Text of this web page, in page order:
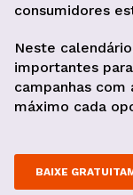
consumidores
Neste
importantes
campanhas
máximo cada
BAIXE